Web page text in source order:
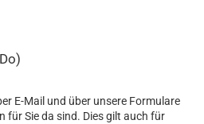
E-Mail und über unsere Formulare
für Sie da sind. Dies gilt auch für